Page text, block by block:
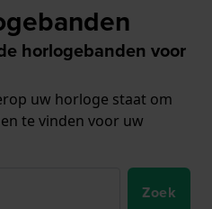
horlogebanden voor
uw horloge staat om
te vinden voor uw
Zoek